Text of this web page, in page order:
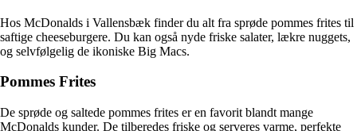
Hos McDonalds i Vallensbæk finder du alt fra sprøde pommes frites til
saftige cheeseburgere. Du kan også nyde friske salater, lækre nuggets,
og selvfølgelig de ikoniske Big Macs.
Pommes Frites
De sprøde og saltede pommes frites er en favorit blandt mange
McDonalds kunder. De tilberedes friske og serveres varme, perfekte